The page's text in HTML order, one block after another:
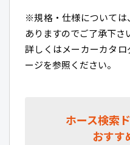
※規格・仕様については
ありますのでご了承下さ
詳しくはメーカーカタ
ージを参照ください。
ホース検索
おすす